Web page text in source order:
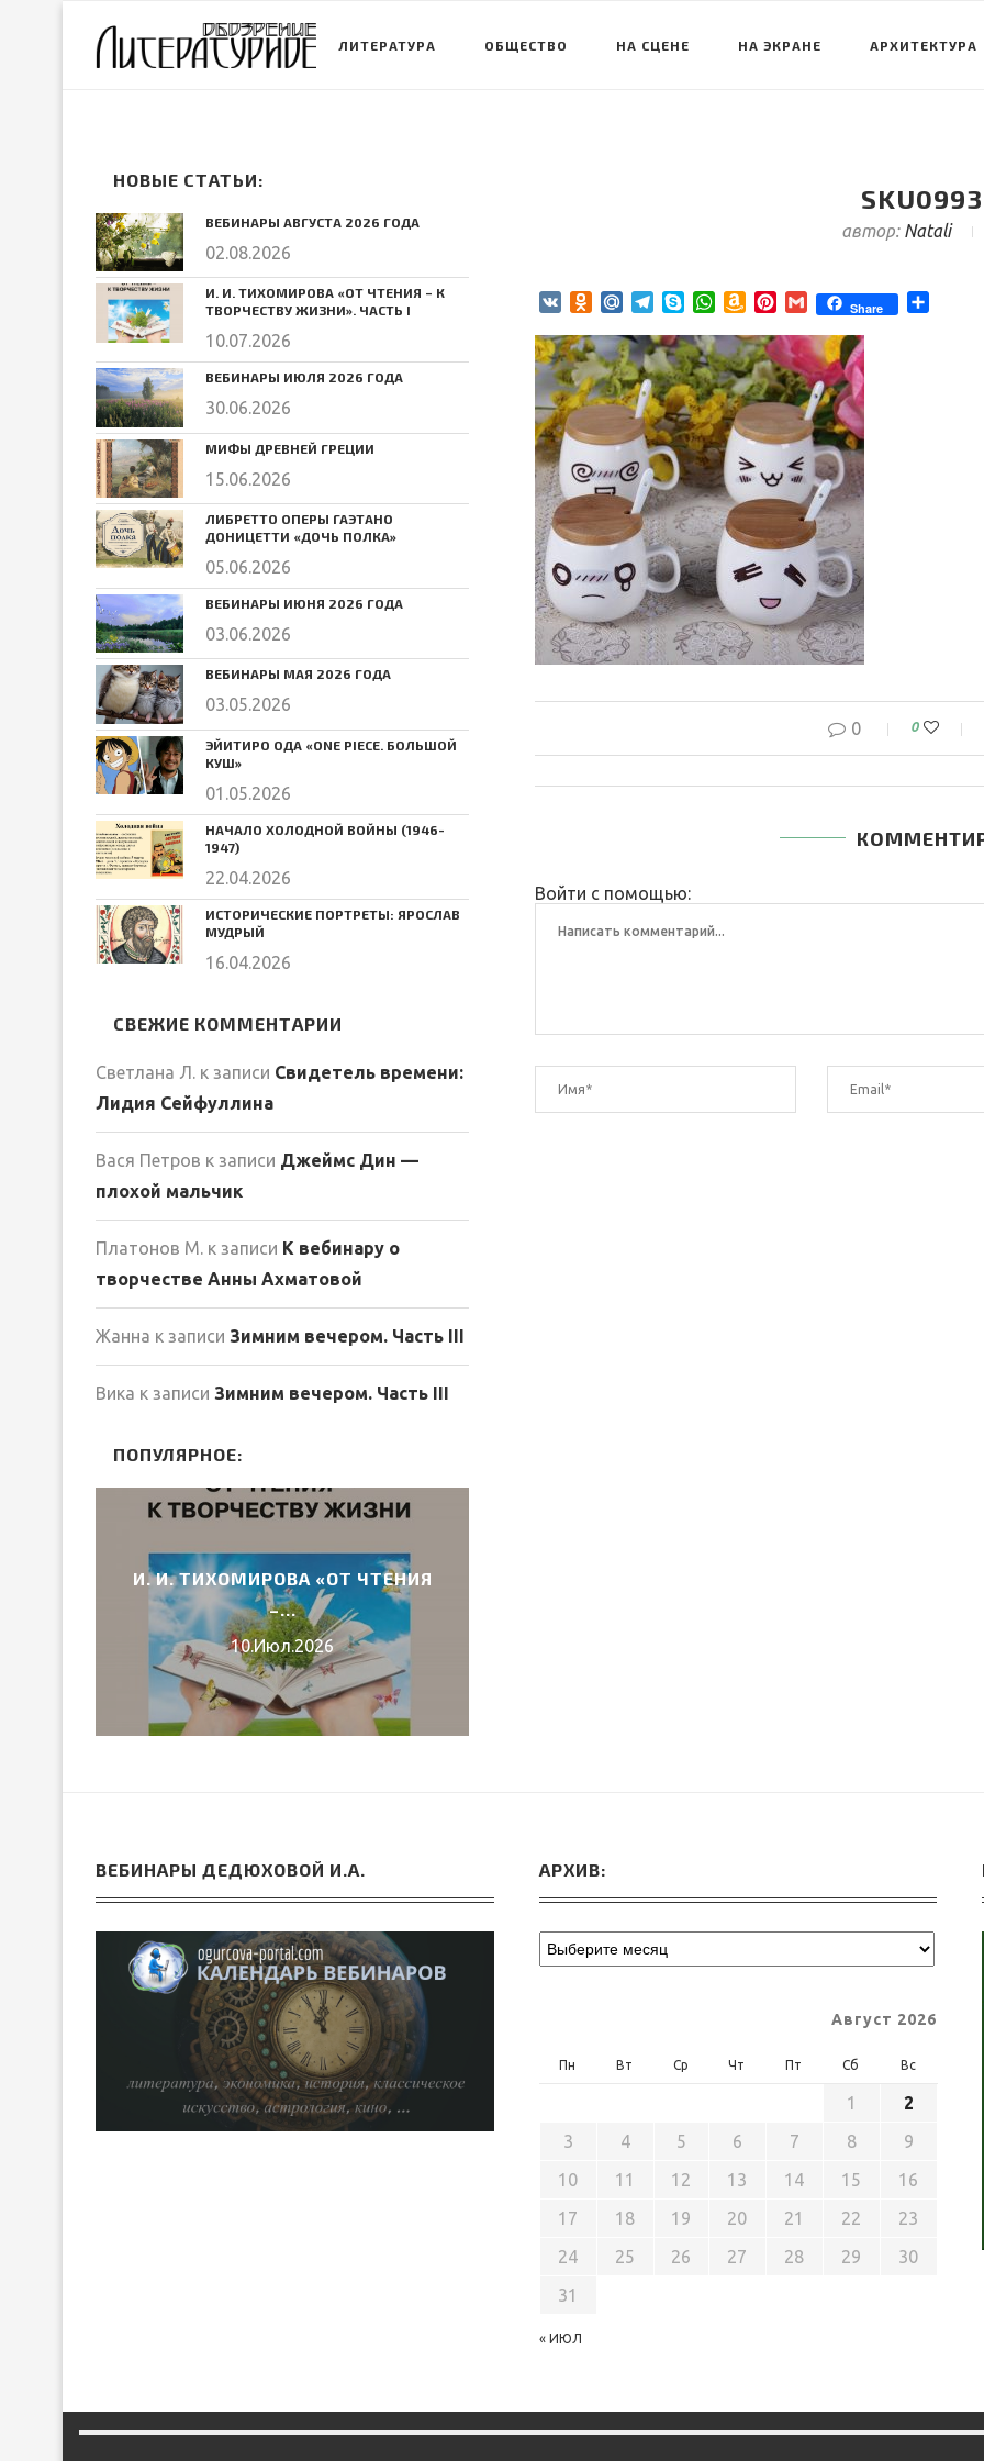
ЛИТЕРАТУРА ОБЩЕСТВО НА СЦЕНЕ НА ЭКРАНЕ АРХИТЕКТУРА
автор: Natali
VK Odnoklassniki
Mail.RuTelegram
SkypeWhatsApp
Amazon
List
Pinterest
GmailShare
0 0
Войти с помощью:
НОВЫЕ СТАТЬИ:
ВЕБИНАРЫ АВГУСТА 2026 ГОДА
02.08.2026
И. И. ТИХОМИРОВА «ОТ ЧТЕНИЯ – К
ТВОРЧЕСТВУ ЖИЗНИ». ЧАСТЬ I
10.07.2026
ВЕБИНАРЫ ИЮЛЯ 2026 ГОДА
30.06.2026
МИФЫ ДРЕВНЕЙ ГРЕЦИИ
15.06.2026
ЛИБРЕТТО ОПЕРЫ ГАЭТАНО
ДОНИЦЕТТИ «ДОЧЬ ПОЛКА»
05.06.2026
ВЕБИНАРЫ ИЮНЯ 2026 ГОДА
03.06.2026
ВЕБИНАРЫ МАЯ 2026 ГОДА
03.05.2026
ЭЙИТИРО ОДА «ONE PIECE. БОЛЬШОЙ
КУШ»
01.05.2026
НАЧАЛО ХОЛОДНОЙ ВОЙНЫ (1946-
1947)
22.04.2026
ИСТОРИЧЕСКИЕ ПОРТРЕТЫ: ЯРОСЛАВ
МУДРЫЙ
16.04.2026
СВЕЖИЕ КОММЕНТАРИИ
Светлана Л. к записи Свидетель времени:
Лидия Сейфуллина
Вася Петров к записи Джеймс Дин —
плохой мальчик
Платонов М. к записи К вебинару о
творчестве Анны Ахматовой
Жанна к записи Зимним вечером. Часть III
Вика к записи Зимним вечером. Часть III
ПОПУЛЯРНОЕ:
И. И. ТИХОМИРОВА «ОТ ЧТЕНИЯ
–...
10.Июл.2026
ВЕБИНАРЫ ДЕДЮХОВОЙ И.А. АРХИВ:
Август 2026
Пн Вт Ср Чт Пт Сб Вс
« ИЮЛ
1
2
3
4 5 6 7 8
9
10
11 12 13 14 15
16
17
18 19 20 21 22
23
24
25 26 27 28 29
30
31